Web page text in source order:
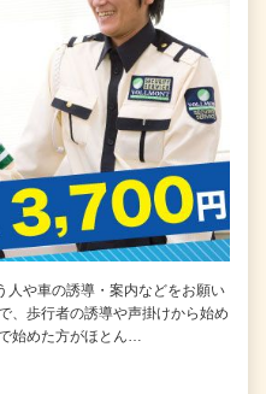
人や車の誘導・案内などをお願い
、歩行者の誘導や声掛けから始め
始めた方がほとん…